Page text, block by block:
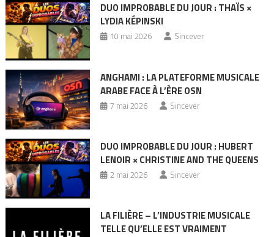
DUO IMPROBABLE DU JOUR : THAÏS ×
LYDIA KÉPINSKI
10 mai 2026 Sincever
ANGHAMI : LA PLATEFORME MUSICALE
ARABE FACE À L’ÈRE OSN
7 mai 2026 Sincever
DUO IMPROBABLE DU JOUR : HUBERT
LENOIR × CHRISTINE AND THE QUEENS
2 mai 2026 Sincever
LA FILIÈRE – L’INDUSTRIE MUSICALE
TELLE QU’ELLE EST VRAIMENT